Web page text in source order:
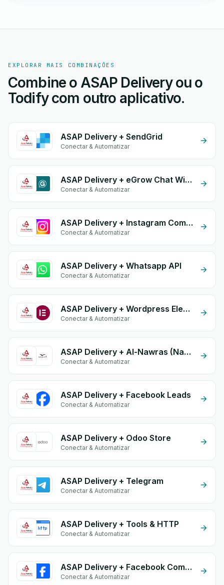
EXPLORAR MAIS COMBINAÇÕES
Combine o ASAP Delivery ou o
Todify com outro aplicativo.
ASAP Delivery + SendGrid
Conectar & Automatizar
ASAP Delivery + eGrow Chat Widget
Conectar & Automatizar
ASAP Delivery + Instagram Comment
Conectar & Automatizar
ASAP Delivery + Whatsapp API
Conectar & Automatizar
ASAP Delivery + Wordpress Elementor
Conectar & Automatizar
ASAP Delivery + Al-Nawras (Nawris)
Conectar & Automatizar
ASAP Delivery + Facebook Leads
Conectar & Automatizar
ASAP Delivery + Odoo Store
Conectar & Automatizar
ASAP Delivery + Telegram
Conectar & Automatizar
ASAP Delivery + Tools & HTTP
Conectar & Automatizar
ASAP Delivery + Facebook Commerce
Conectar & Automatizar